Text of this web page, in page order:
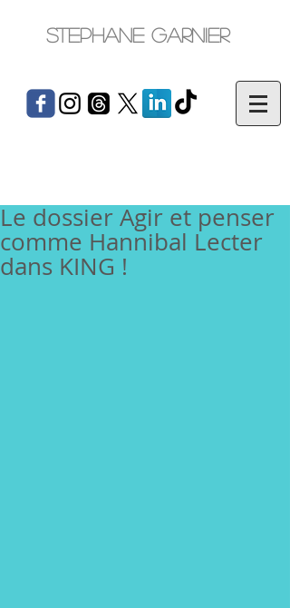
Stephane Garnier
Le dossier Agir et penser
comme Hannibal Lecter
dans KING !